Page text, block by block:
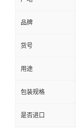
品牌
货号
用途
包装规格
是否进口